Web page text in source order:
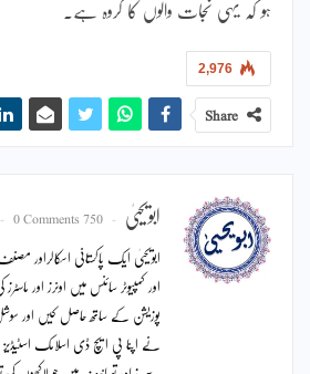
ہو کہ یہی نجات والوں کا گروہ ہے۔
2,976
Share
ابویحییٰ 750 Posts
0 Comments
ابویحییٰ ایک پاکستانی اسکالراور
اور کمپیوٹر سائنس میں اونرز اور
پوزیشن کے ساتھ حاصل کیں اور
نے اپنا پی ایچ ڈی اسلامک